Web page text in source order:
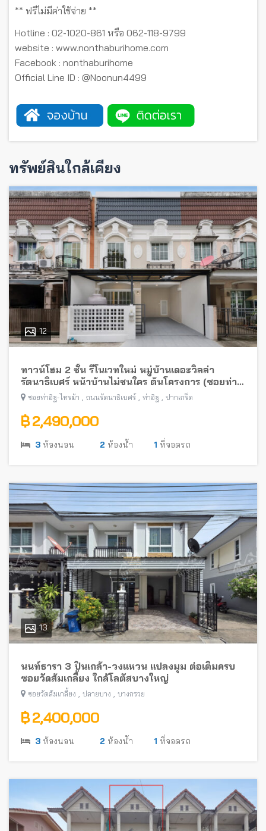
** ฟรีไม่มีค่าใช้จ่าย **
Hotline : 02-1020-861 หรือ 062-118-9799
website : www.nonthaburihome.com
Facebook : nonthaburihome
Official Line ID : @Noonun4499
ทรัพย์สินใกล้เคียง
12
ทาวน์โฮม 2 ชั้น รีโนเวทใหม่ หมู่บ้านเดอะวิลล่า
รัตนาธิเบศร์ หน้าบ้านไม่ชนใคร ต้นโครงการ (ซอยท่า
อิฐ-ไทรม้า) พร้อมอยู่ ใกล้รถไฟฟ้าสายสีม่วง
ซอยท่าอิฐ-ไทรม้า , ถนนรัตนาธิเบศร์ , ท่าอิฐ , ปากเกร็ด
฿ 2,490,000
3 ห้องนอน 2 ห้องน้ำ 1 ที่จอดรถ
13
นนท์ธารา 3 ปิ่นเกล้า-วงแหวน แปลงมุม ต่อเติมครบ
ซอยวัดส้มเกลี้ยง ใกล้โลตัสบางใหญ่
ซอยวัดส้มเกลี้ยง ปลายบาง บางกรวย
฿ 2,400,000
3 ห้องนอน 2 ห้องน้ำ 1 ที่จอดรถ